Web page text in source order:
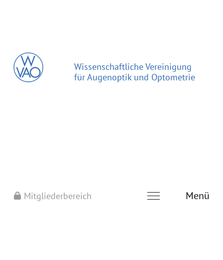
Wissenschaftliche Vereinigung
für Augenoptik und Optometrie
Mitgliederbereich Menü